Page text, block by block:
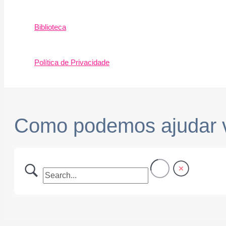
Biblioteca
Política de Privacidade
Como podemos ajudar